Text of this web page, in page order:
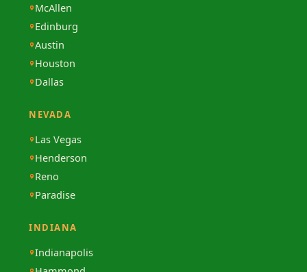
McAllen
Edinburg
Austin
Houston
Dallas
NEVADA
Las Vegas
Henderson
Reno
Paradise
INDIANA
Indianapolis